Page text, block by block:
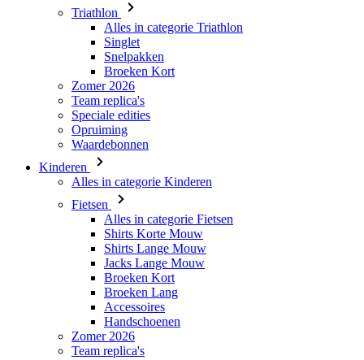
Triathlon
Alles in categorie Triathlon
Singlet
Snelpakken
Broeken Kort
Zomer 2026
Team replica's
Speciale edities
Opruiming
Waardebonnen
Kinderen
Alles in categorie Kinderen
Fietsen
Alles in categorie Fietsen
Shirts Korte Mouw
Shirts Lange Mouw
Jacks Lange Mouw
Broeken Kort
Broeken Lang
Accessoires
Handschoenen
Zomer 2026
Team replica's